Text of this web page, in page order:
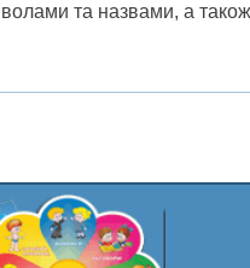
та назвами, а